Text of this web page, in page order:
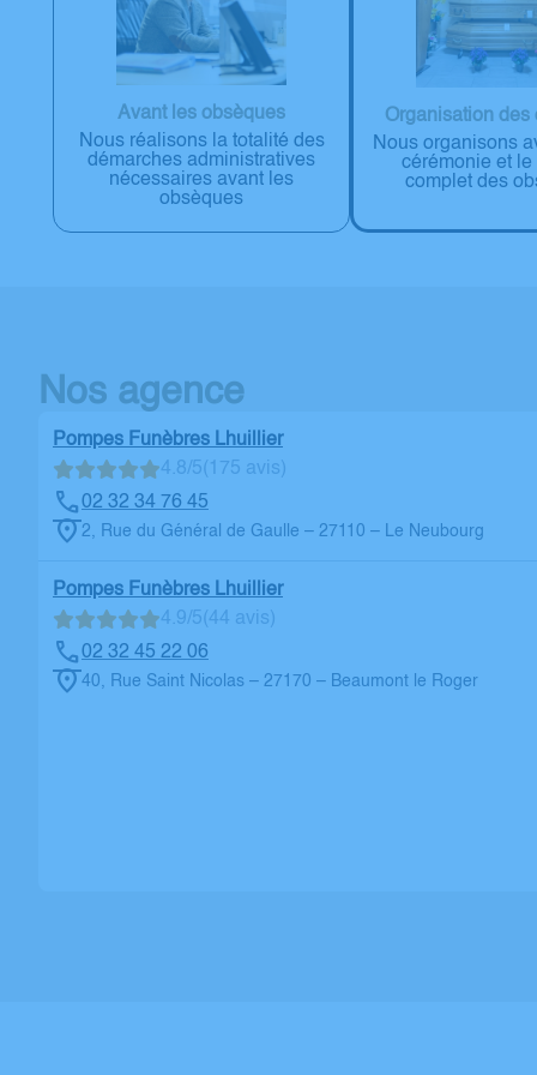
Avant les obsèques
Nous réalisons la totalité des
démarches administratives
nécessaires avant les
obsèques
Organisation des
Nous organisons
cérémonie et le
complet des
Nos agence
Pompes Funèbres Lhuillier
4.8/5(175 avis)
02 32 34 76 45
2, Rue du Général de Gaulle – 27110 – Le Neubourg
Pompes Funèbres Lhuillier
4.9/5(44 avis)
02 32 45 22 06
40, Rue Saint Nicolas – 27170 – Beaumont le Roger